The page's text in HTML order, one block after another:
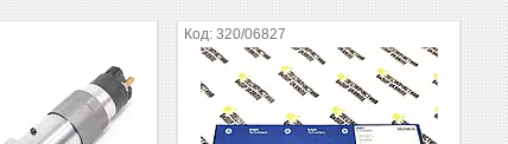
320/06827